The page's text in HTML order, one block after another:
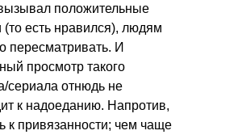
положительные
(то есть нравился), людям
пересматривать. И
просмотр такого
сериала отнюдь не
к надоеданию. Напротив,
к привязанности; чем чаще